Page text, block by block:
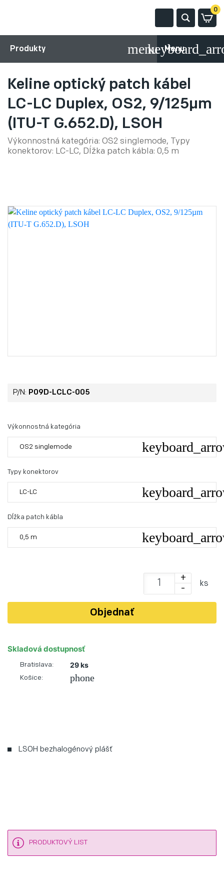
0
Produkty Menu
Keline optický patch kábel
LC-LC Duplex, OS2, 9/125µm
(ITU-T G.652.D), LSOH
Výkonnostná kategória: OS2 singlemode, Typy
konektorov: LC-LC, Dĺžka patch kábla: 0,5 m
P/N: P09D-LCLC-005
Výkonnostná kategória
OS2 singlemode
Typy konektorov
LC-LC
Dĺžka patch kábla
0,5 m
+
-
ks
Objednať
Skladová dostupnosť
Bratislava: 29 ks
Košice: phone
LSOH bezhalogénový plášť
PRODUKTOVÝ LIST